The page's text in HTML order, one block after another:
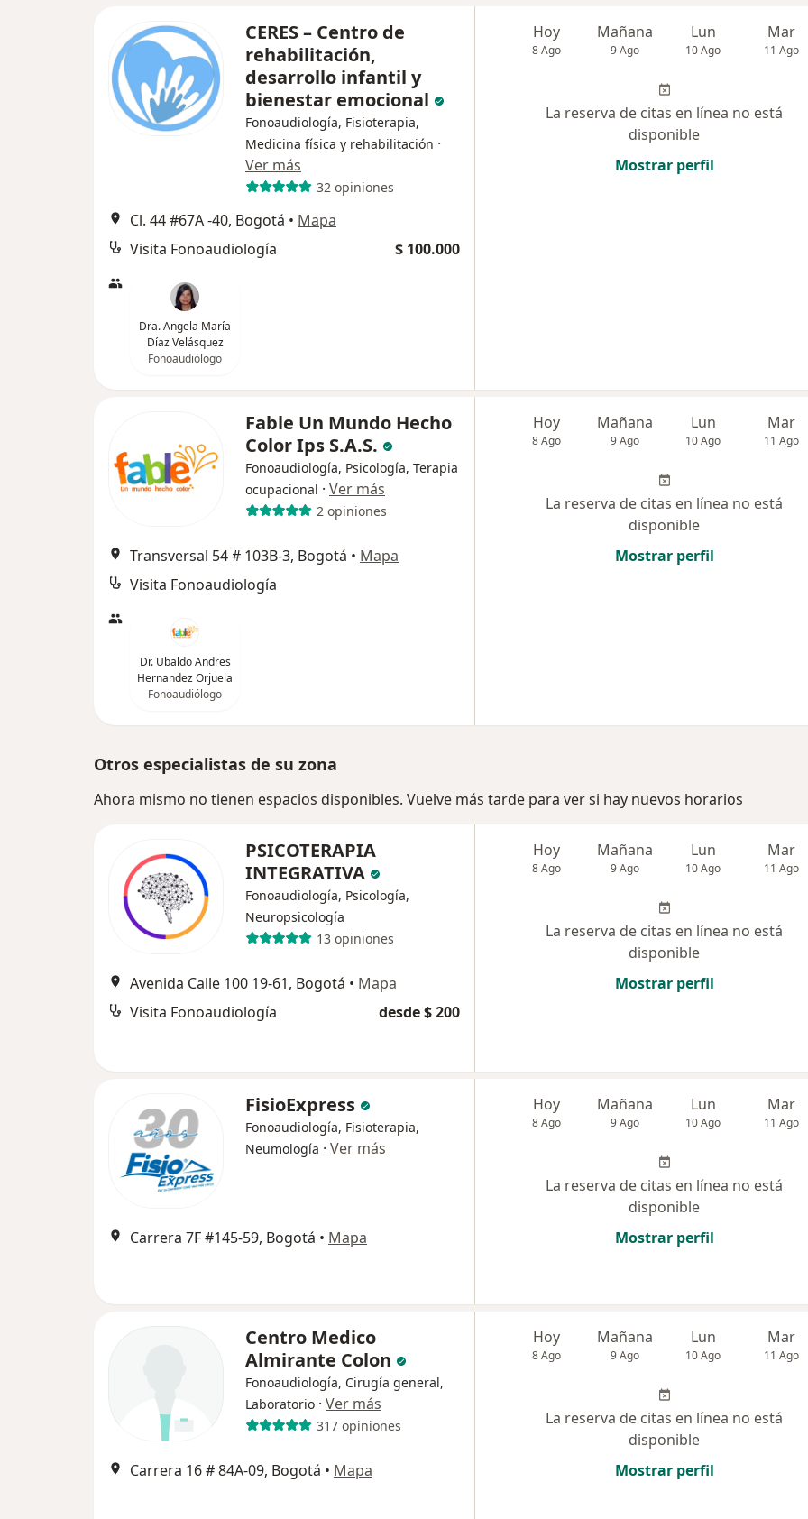
CERES – Centro de
rehabilitación,
desarrollo infantil y
bienestar emocional
Fonoaudiología, Fisioterapia,
Medicina física y rehabilitación ·
Ver más
32 opiniones
Cl. 44 #67A -40, Bogotá • Mapa
Visita Fonoaudiología
$ 100.000
Dra. Angela María
Díaz Velásquez
Fonoaudiólogo
Hoy
8 Ago
Mañana
9 Ago
Lun
10 Ago
Mar
11 Ago
La reserva de citas en línea no está
disponible
Mostrar perfil
Fable Un Mundo Hecho
Color Ips S.A.S.
Fonoaudiología, Psicología, Terapia
ocupacional · Ver más
2 opiniones
Transversal 54 # 103B-3, Bogotá • Mapa
Visita Fonoaudiología
Dr. Ubaldo Andres
Hernandez Orjuela
Fonoaudiólogo
Hoy
8 Ago
Mañana
9 Ago
Lun
10 Ago
Mar
11 Ago
La reserva de citas en línea no está
disponible
Mostrar perfil
Otros especialistas de su zona
Ahora mismo no tienen espacios disponibles. Vuelve más tarde para ver si hay nuevos horarios
PSICOTERAPIA
INTEGRATIVA
Fonoaudiología, Psicología,
Neuropsicología
13 opiniones
Avenida Calle 100 19-61, Bogotá • Mapa
Visita Fonoaudiología
desde $ 200
Hoy
8 Ago
Mañana
9 Ago
Lun
10 Ago
Mar
11 Ago
La reserva de citas en línea no está
disponible
Mostrar perfil
FisioExpress
Fonoaudiología, Fisioterapia,
Neumología · Ver más
Carrera 7F #145-59, Bogotá • Mapa
Hoy
8 Ago
Mañana
9 Ago
Lun
10 Ago
Mar
11 Ago
La reserva de citas en línea no está
disponible
Mostrar perfil
Centro Medico
Almirante Colon
Fonoaudiología, Cirugía general,
Laboratorio · Ver más
317 opiniones
Carrera 16 # 84A-09, Bogotá • Mapa
Hoy
8 Ago
Mañana
9 Ago
Lun
10 Ago
Mar
11 Ago
La reserva de citas en línea no está
disponible
Mostrar perfil